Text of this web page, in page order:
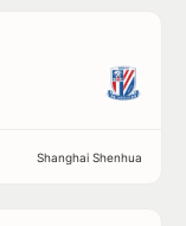
Shanghai Shenhua